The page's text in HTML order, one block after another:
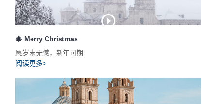
🎄 Merry Christmas
愿岁末无憾，新年可期
阅读更多>